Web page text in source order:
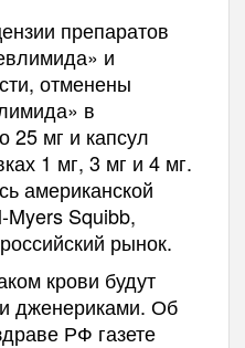
препаратов
и
отменены
в
25 мг и капсул
1 мг, 3 мг и 4 мг.
американской
Squibb,
рынок.
крови будут
дженериками. Об
РФ газете